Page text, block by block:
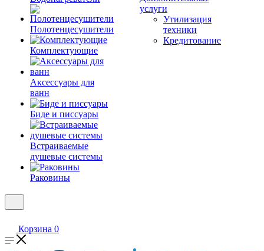
Полотенцесушители
Комплектующие
Аксессуары для
ванн
Биде и писсуары
Встраиваемые
душевые системы
Раковины
услуги
Утилизация
техники
Кредитование
Корзина 0